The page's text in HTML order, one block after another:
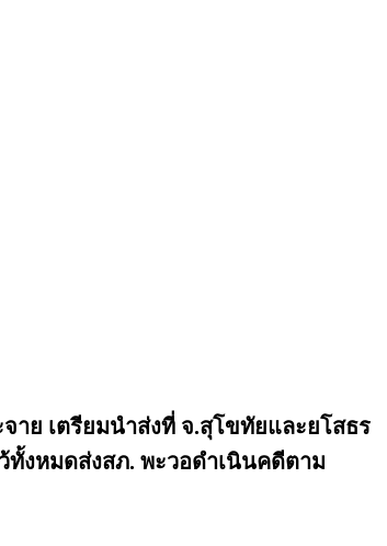
ย เตรียมนำส่งที่ จ.สุโขทัยและยโสธร
ทั้งหมดส่งสภ. พะวอดำเนินคดีตาม